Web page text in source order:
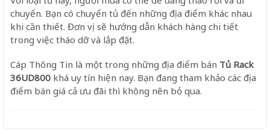
chuyển. Bạn có chuyển tủ đến những địa điểm khác nhau
khi cần thiết. Đơn vị sẽ hướng dẫn khách hàng chi tiết
trong việc tháo dỡ và lắp đặt.
Cáp Thông Tin là một trong những địa điểm bán Tủ Rack
36UD800 khá uy tín hiện nay. Bạn đang tham khảo các địa
điểm bán giá cả ưu đãi thì không nên bỏ qua.